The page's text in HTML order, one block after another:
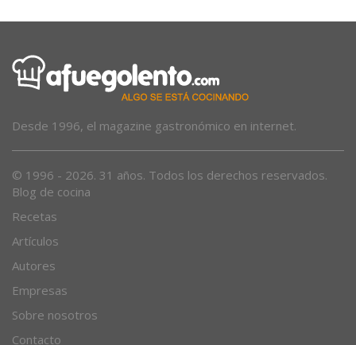
Desde 1996, el magazine gastronómico en internet.
© 1996 - 2026. 31 años. Todos los derechos reservados.
Blog de cocina
Recetas
Artículos
Autores
Empresas
Sobre nosotros
Contacto